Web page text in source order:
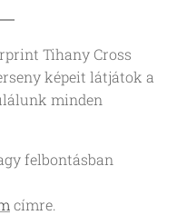
Tihany Cross
képeit látjátok a
minden
felbontásban
címre.